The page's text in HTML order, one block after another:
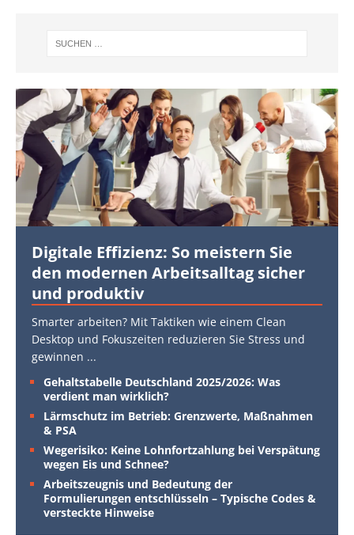
Digitale Effizienz: So meistern Sie
den modernen Arbeitsalltag sicher
und produktiv
Smarter arbeiten? Mit Taktiken wie einem Clean
Desktop und Fokuszeiten reduzieren Sie Stress und
gewinnen ...
Gehaltstabelle Deutschland 2025/2026: Was
verdient man wirklich?
Lärmschutz im Betrieb: Grenzwerte, Maßnahmen
& PSA
Wegerisiko: Keine Lohnfortzahlung bei Verspätung
wegen Eis und Schnee?
Arbeitszeugnis und Bedeutung der
Formulierungen entschlüsseln – Typische Codes &
versteckte Hinweise